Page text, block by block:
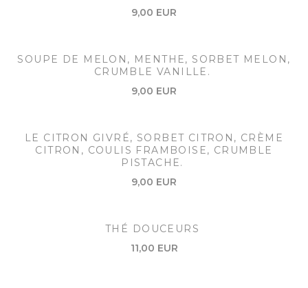
9,00 EUR
SOUPE DE MELON, MENTHE, SORBET MELON,
CRUMBLE VANILLE.
9,00 EUR
LE CITRON GIVRÉ, SORBET CITRON, CRÈME
CITRON, COULIS FRAMBOISE, CRUMBLE
PISTACHE.
9,00 EUR
THÉ DOUCEURS
11,00 EUR